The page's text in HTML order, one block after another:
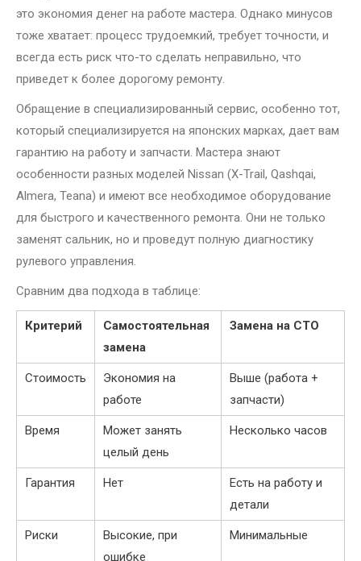
это экономия денег на работе мастера. Однако минусов
тоже хватает: процесс трудоемкий, требует точности, и
всегда есть риск что-то сделать неправильно, что
приведет к более дорогому ремонту.
Обращение в специализированный сервис, особенно тот,
который специализируется на японских марках, дает вам
гарантию на работу и запчасти. Мастера знают
особенности разных моделей Nissan (X-Trail, Qashqai,
Almera, Teana) и имеют все необходимое оборудование
для быстрого и качественного ремонта. Они не только
заменят сальник, но и проведут полную диагностику
рулевого управления.
Сравним два подхода в таблице:
Критерий
Самостоятельная
замена
Замена на СТО
Стоимость
Экономия на
работе
Выше (работа +
запчасти)
Время
Может занять
целый день
Несколько часов
Гарантия Нет
Есть на работу и
детали
Риски
Высокие, при
ошибке
Минимальные